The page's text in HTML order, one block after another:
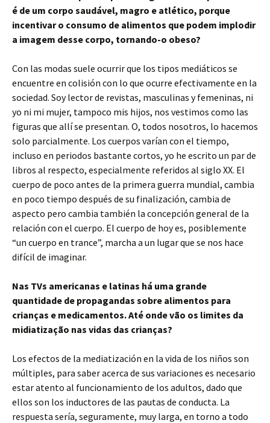
é de um corpo saudável, magro e atlético, porque
incentivar o consumo de alimentos que podem implodir
a imagem desse corpo, tornando-o obeso?
Con las modas suele ocurrir que los tipos mediáticos se
encuentre en colisión con lo que ocurre efectivamente en la
sociedad. Soy lector de revistas, masculinas y femeninas, ni
yo ni mi mujer, tampoco mis hijos, nos vestimos como las
figuras que allí se presentan. O, todos nosotros, lo hacemos
solo parcialmente. Los cuerpos varían con el tiempo,
incluso en periodos bastante cortos, yo he escrito un par de
libros al respecto, especialmente referidos al siglo XX. El
cuerpo de poco antes de la primera guerra mundial, cambia
en poco tiempo después de su finalización, cambia de
aspecto pero cambia también la concepción general de la
relación con el cuerpo. El cuerpo de hoy es, posiblemente
“un cuerpo en trance”, marcha a un lugar que se nos hace
difícil de imaginar.
Nas TVs americanas e latinas há uma grande
quantidade de propagandas sobre alimentos para
crianças e medicamentos. Até onde vão os limites da
midiatização nas vidas das crianças?
Los efectos de la mediatización en la vida de los niños son
múltiples, para saber acerca de sus variaciones es necesario
estar atento al funcionamiento de los adultos, dado que
ellos son los inductores de las pautas de conducta. La
respuesta sería, seguramente, muy larga, en torno a todo